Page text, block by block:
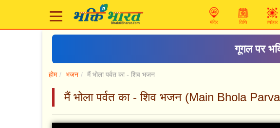
मंदिर तिथि त्योहार
गूगल पर
होम भजन मैं भोला पर्वत का - शिव भजन
मैं भोला पर्वत का - शिव भजन (Main Bhola